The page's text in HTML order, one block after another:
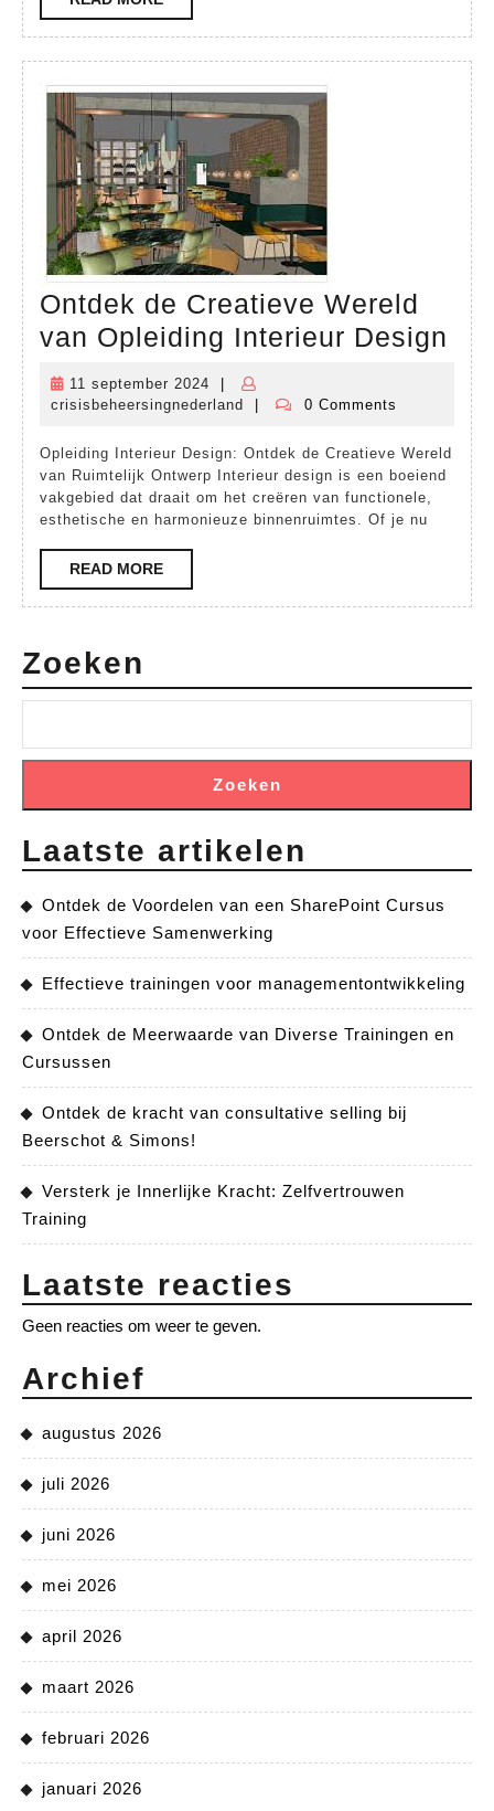
HBO-
MORE
Ontdek de Creatieve Wereld
van Opleiding Interieur Design
de
van
11 september 2024
11
september
|
crisisbeheersingnederland
crisisbeheersingnederland
| 0 Comments
Opleiding Interieur Design: Ontdek de Creatieve Wereld
van Ruimtelijk Ontwerp Interieur design is een boeiend
vakgebied dat draait om het creëren van functionele,
esthetische en harmonieuze binnenruimtes. Of je nu
READ MOREREAD
MORE
Zoeken
Zoeken
Laatste artikelen
Ontdek de Voordelen van een SharePoint Cursus
voor Effectieve Samenwerking
Effectieve trainingen voor managementontwikkeling
Ontdek de Meerwaarde van Diverse Trainingen en
Cursussen
Ontdek de kracht van consultative selling bij
Beerschot & Simons!
Versterk je Innerlijke Kracht: Zelfvertrouwen
Training
Laatste reacties
Geen reacties om weer te geven.
Archief
augustus 2026
juli 2026
juni 2026
mei 2026
april 2026
maart 2026
februari 2026
januari 2026